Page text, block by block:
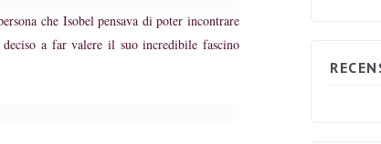
che Isobel pensava di poter incontrare
a far valere il suo incredibile fascino